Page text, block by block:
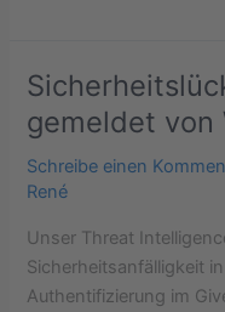
gemeldet von
Schreibe einen
René
Unser Threat
Sicherheitsanfälligkeit
Authentifizierung im
Sicherheitslücke
GiveWP-
Plugin
gemeldet
Wordfence